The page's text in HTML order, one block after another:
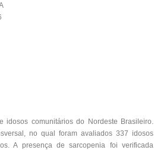
idosos comunitários do Nordeste Brasileiro.
no qual foram avaliados 337 idosos
A presença de sarcopenia foi verificada